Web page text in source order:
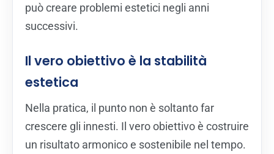
può creare problemi estetici negli anni
successivi.
Il vero obiettivo è la stabilità
estetica
Nella pratica, il punto non è soltanto far
crescere gli innesti. Il vero obiettivo è costruire
un risultato armonico e sostenibile nel tempo.